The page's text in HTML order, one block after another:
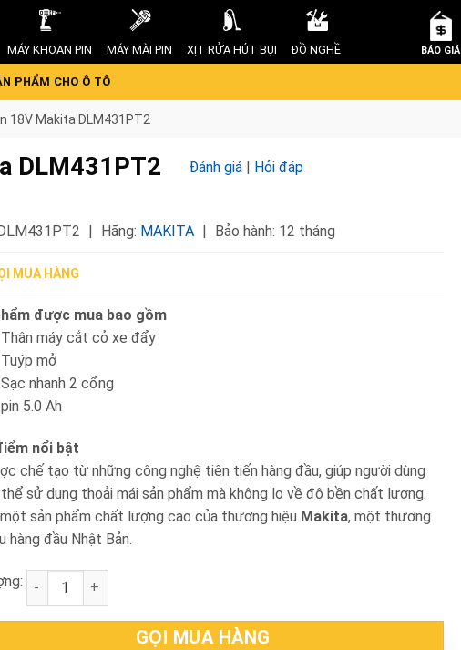
MÁY KHOAN PIN MÁY MÀI PIN XỊT RỬA HÚT BỤI ĐỒ NGHỀ BÁO GIÁ
PHẨM CHO Ô TÔ
18V Makita DLM431PT2
DLM431PT2 Đánh giá | Hỏi đáp
Hãng: MAKITA Bảo hành: 12 tháng
MUA HÀNG
được mua bao gồm
máy cắt cỏ xe đẩy
mở
nhanh 2 cổng
5.0 Ah
nổi bật
chế tạo từ những công nghệ tiên tiến hàng đầu, giúp người dùng
sử dụng thoải mái sản phẩm mà không lo về độ bền chất lượng.
sản phẩm chất lượng cao của thương hiệu Makita, một thương
hàng đầu Nhật Bản.
Máy cắt cỏ đẩy 430mm 2 pin 18V Makita DLM431PT2 số lượng
GỌI MUA HÀNG